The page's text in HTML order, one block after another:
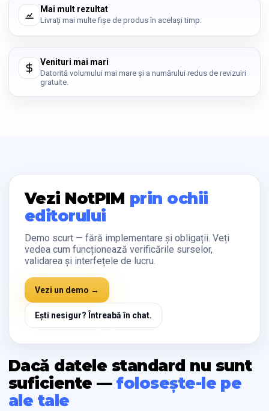
Mai mult rezultat
Livrați mai multe fișe de produs în același timp.
Venituri mai mari
Datorită volumului mai mare și a numărului redus de revizuiri
gratuite.
Vezi NotPIM prin ochii
editorului
Demo scurt — fără implementare și obligații. Veți
vedea cum funcționează verificările surselor,
validarea și interfețele de lucru.
Vezi un demo →
Ești nesigur? Întreabă în chat.
Dacă datele standard nu sunt
suficiente —folosește-le pe
ale tale